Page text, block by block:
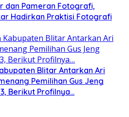
dan Pameran Fotografi,
Hadirkan Praktisi Fotografi
Blitar Antarkan Ari
Pemilihan Gus Jeng
Berikut Profilnya…